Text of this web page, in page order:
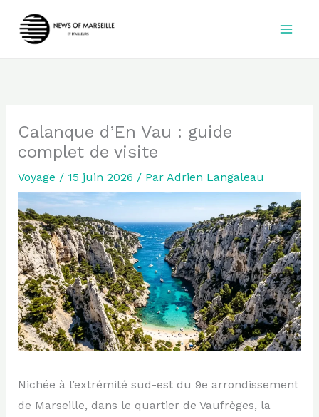
Calanque d’En Vau : guide
complet de visite
Voyage / 15 juin 2026 / Par Adrien Langaleau
Nichée à l’extrémité sud-est du 9e arrondissement
de Marseille, dans le quartier de Vaufrèges, la